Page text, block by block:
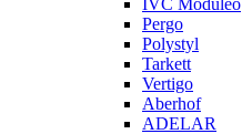
IVC Moduleo
Pergo
Polystyl
Tarkett
Vertigo
Aberhof
ADELAR